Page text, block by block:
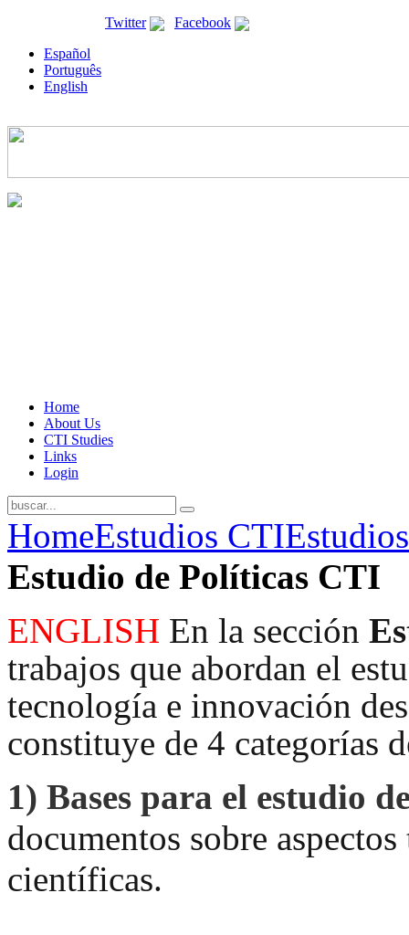
Twitter Facebook
Español
Português
English
Home
About Us
CTI Studies
Links
Login
HomeEstudios CTI
Estudio de Políticas CTI
ENGLISH En la sección
trabajos que abordan el
tecnología e innovación
constituye de 4 categorías
1) Bases para el estudio
documentos sobre
científicas.